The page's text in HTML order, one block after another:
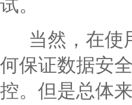
试。
当然，在使
何保证数据安
控。但是总体